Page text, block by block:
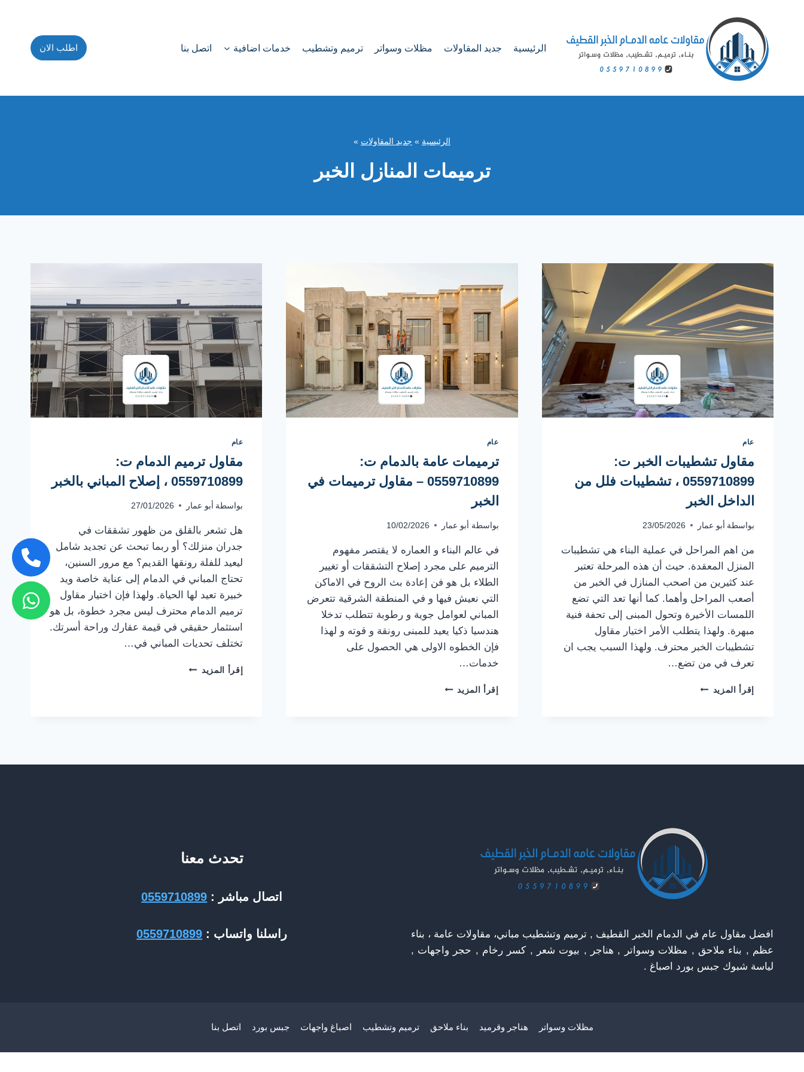
الرئيسية جديد المقاولات مظلات وسواتر ترميم وتشطيب خدمات اضافية اتصل بنا اطلب الان
الرئيسية » جديد المقاولات »
ترميمات المنازل الخبر
عام
مقاول تشطيبات الخبر ت:
0559710899 ، تشطيبات فلل من
الداخل الخبر
بواسطة أبو عمار 23/05/2026
من اهم المراحل في عملية البناء هي تشطيبات
المنزل المعقدة. حيث أن هذه المرحلة تعتبر
عند كثيرين من اصحب المنازل في الخبر من
أصعب المراحل وأهما. كما أنها تعد التي تضع
اللمسات الأخيرة وتحول المبنى إلى تحفة فنية
مبهرة. ولهذا يتطلب الأمر اختيار مقاول
تشطيبات الخبر محترف. ولهذا السبب يجب ان
تعرف في من تضع…
إقرأ المزيد مقاول
عام
ترميمات عامة بالدمام ت:
0559710899 – مقاول ترميمات في
الخبر
بواسطة أبو عمار 10/02/2026
في عالم البناء و العماره لا يقتصر مفهوم
الترميم على مجرد إصلاح التشققات أو تغيير
الطلاء بل هو فن إعادة بث الروح في الاماكن
التي نعيش فيها و في المنطقة الشرقية تتعرض
المباني لعوامل جوية و رطوبة تتطلب تدخلا
هندسيا ذكيا يعيد للمبنى رونقة و قوته و لهذا
فإن الخطوه الاولى هي الحصول على
خدمات…
إقرأ المزيد ترميمات
عام
مقاول ترميم الدمام ت:
0559710899 ، إصلاح المباني بالخبر
بواسطة أبو عمار 27/01/2026
هل تشعر بالقلق من ظهور تشققات في
جدران منزلك؟ أو ربما تبحث عن تجديد شامل
ليعيد للفلة رونقها القديم؟ مع مرور السنين،
تحتاج المباني في الدمام إلى عناية خاصة ويد
خبيرة تعيد لها الحياة. ولهذا فإن اختيار مقاول
ترميم الدمام محترف ليس مجرد خطوة، بل هو
استثمار حقيقي في قيمة عقارك وراحة أسرتك.
تختلف تحديات المباني في…
إقرأ المزيد مقاول
افضل مقاول عام في الدمام الخبر القطيف , ترميم وتشطيب مباني، مقاولات عامة ، بناء
عظم , بناء ملاحق , مظلات وسواتر , هناجر , بيوت شعر , كسر رخام , حجر واجهات ,
لياسة شبوك جبس بورد اصباغ .
تحدث معنا
اتصال مباشر : 0559710899
راسلنا واتساب : 0559710899
مظلات وسواتر هناجر وقرميد بناء ملاحق ترميم وتشطيب اصباغ واجهات جبس بورد اتصل بنا